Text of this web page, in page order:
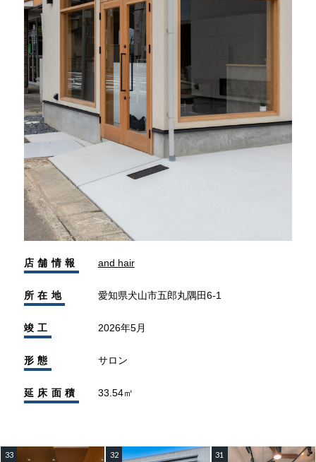
店舗情報 and hair
所在地 愛知県犬山市五郎丸隅田6-1
竣工 2026年5月
形態 サロン
延床面積 33.54㎡
33 32 31